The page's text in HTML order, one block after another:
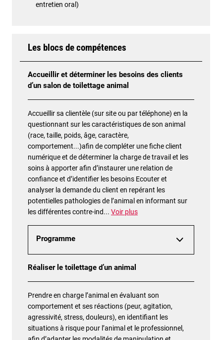
entretien oral)
Les blocs de compétences
Accueillir et déterminer les besoins des clients
d’un salon de toilettage animal
Accueillir sa clientèle (sur site ou par téléphone) en la
questionnant sur les caractéristiques de son animal
(race, taille, poids, âge, caractère,
comportement...)afin de compléter une fiche client
numérique et de déterminer la charge de travail et les
soins à apporter afin d’instaurer une relation de
confiance et d’identifier les besoins Ecouter et
analyser la demande du client en repérant les
potentielles pathologies de l’animal en informant sur
les différentes contre-ind... Voir plus
Programme
Réaliser le toilettage d’un animal
Prendre en charge l’animal en évaluant son
comportement et ses réactions (peur, agitation,
agressivité, stress, douleurs), en identifiant les
situations à risque pour l’animal et le professionnel,